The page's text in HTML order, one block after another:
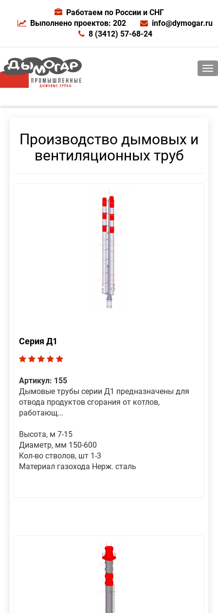
Работаем по России и СНГ
Выполнено проектов: 202
info@dymogar.ru
8 (3412) 57-68-24
Производство дымовых и
вентиляционных труб
Серия Д1
Артикул: 155
Дымовые трубы серии Д1 предназначены для
отвода продуктов сгорания от котлов,
работающ...
Высота, м 7-15
Диаметр, мм 150-600
Кол-во стволов, шт 1-3
Материал газохода Нерж. сталь